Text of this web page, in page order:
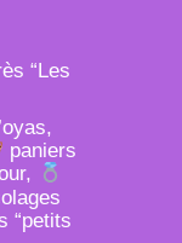
“Les
paniers
“petits